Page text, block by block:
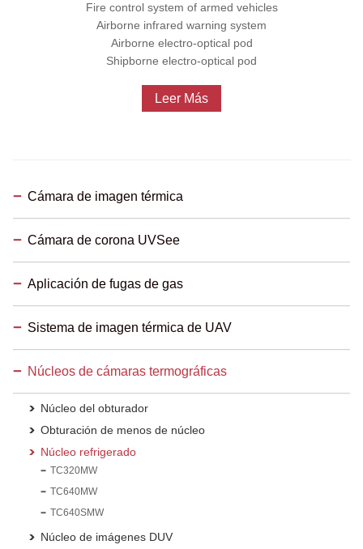
Fire control system of armed vehicles
Airborne infrared warning system
Airborne electro-optical pod
Shipborne electro-optical pod
Leer Más
Cámara de imagen térmica
Cámara de corona UVSee
Aplicación de fugas de gas
Sistema de imagen térmica de UAV
Núcleos de cámaras termográficas
Núcleo del obturador
Obturación de menos de núcleo
Núcleo refrigerado
TC320MW
TC640MW
TC640SMW
Núcleo de imágenes DUV